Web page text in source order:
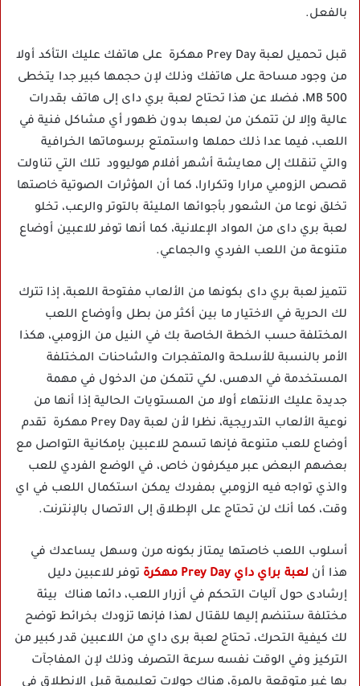
بالفعل.
قبل تحميل لعبة Prey Day مهكرة على هاتفك عليك التأكد أولا
من وجود مساحة على هاتفك وذلك لإن حجمها كبير جدا يتخطى
500 MB، فضلا عن هذا تحتاح لعبة بري داى إلى هاتف بقدرات
عالية وإلا لن تتمكن من لعبها بدون ظهور أي مشاكل فنية في
اللعب، فيما عدا ذلك حملها واستمتع برسوماتها الخرافية
والتي تنقلك إلى معايشة أشهر أفلام هوليوود تلك التي تناولت
قصص الزومبي مرارا وتكرارا، كما أن المؤثرات الصوتية خاصتها
تخلق نوعا من الشعور بأجوائها المليئة بالتوتر والرعب، تخلو
لعبة بري داى من المواد الإعلانية، كما أنها توفر للاعبين أوضاع
متنوعة من اللعب الفردي والجماعي.
تتميز لعبة بري داى بكونها من الألعاب مفتوحة اللعبة، إذا تترك
لك الحرية في الاختيار ما بين أكثر من بطل وأوضاع اللعب
المختلفة حسب الخطة الخاصة بك في النيل من الزومبي، هكذا
الأمر بالنسبة للأسلحة والمتفجرات والشاحنات المختلفة
المستخدمة في الدهس، لكي تتمكن من الدخول في مهمة
جديدة عليك الانتهاء أولا من المستويات الحالية إذا أنها من
نوعية الألعاب التدريجية، نظرا لأن لعبة Prey Day مهكرة تقدم
أوضاع للعب متنوعة فإنها تسمح للاعبين بإمكانية التواصل مع
بعضهم البعض عبر ميكرفون خاص، في الوضع الفردي للعب
والذي تواجه فيه الزومبي بمفردك يمكن استكمال اللعب في اي
وقت، كما أنك لن تحتاج على الإطلاق إلى الاتصال بالإنترنت.
أسلوب اللعب خاصتها يمتاز بكونه مرن وسهل يساعدك في
هذا أن لعبة براي داي Prey Day مهكرة
توفر للاعبين دليل
إرشادى حول آليات التحكم في أزرار اللعب، دائما هناك بيئة
مختلفة ستنضم إليها للقتال لهذا فإنها تزودك بخرائط توضح
لك كيفية التحرك، تحتاج لعبة برى داي من اللاعبين قدر كبير من
التركيز وفي الوقت نفسه سرعة التصرف وذلك لإن المفاجآت
بها غير متوقعة بالمرة، هناك جولات تعليمية قبل الانطلاق في